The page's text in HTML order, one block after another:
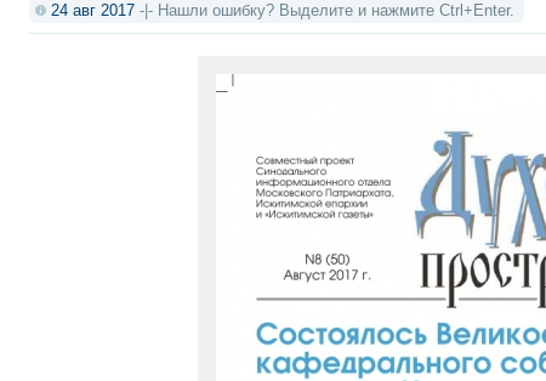
24 авг 2017 -|- Нашли ошибку? Выделите и нажмите Ctrl+Enter.